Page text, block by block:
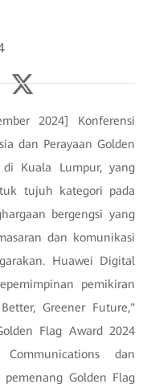
2024] Konferensi
dan Perayaan Golden
di Kuala Lumpur, yang
tujuh kategori pada
bergengsi yang
dan komunikasi
Huawei Digital
pemikiran
Greener Future,"
Flag Award 2024
dan
Golden Flag